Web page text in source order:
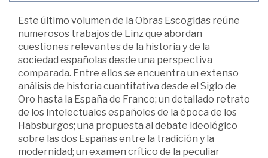
Este último volumen de la Obras Escogidas reúne
numerosos trabajos de Linz que abordan
cuestiones relevantes de la historia y de la
sociedad españolas desde una perspectiva
comparada. Entre ellos se encuentra un extenso
análisis de historia cuantitativa desde el Siglo de
Oro hasta la España de Franco; un detallado retrato
de los intelectuales españoles de la época de los
Habsburgos; una propuesta al debate ideológico
sobre las dos Españas entre la tradición y la
modernidad; un examen crítico de la peculiar